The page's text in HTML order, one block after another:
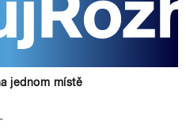
jednom místě